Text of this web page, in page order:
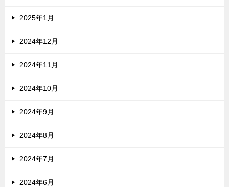
2025年1月
2024年12月
2024年11月
2024年10月
2024年9月
2024年8月
2024年7月
2024年6月